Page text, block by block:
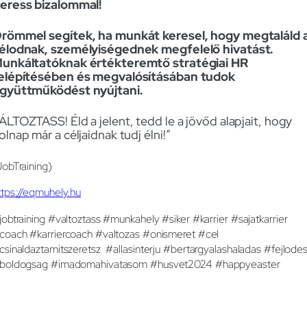
bizalommal!
segítek, ha munkát keresel, hogy megtaláld
személyiségednek megfelelő hivatást.
értékteremtő stratégiai HR
és megvalósításában tudok
nyújtani.
Éld a jelent, tedd le a jövőd alapjait, hogy
már a céljaidnak tudj élni!”
eqmuhely.hu
#valtoztass #munkahely #siker #karrier #sajatkarrier
#karriercoach #valtozas #onismeret #cel
#allasinterju #bertargyalashaladas
#imadomahivatasom #husvet2024 #happyeaster